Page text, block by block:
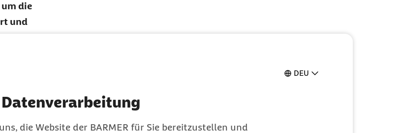
DEU
die Website der BARMER für Sie bereitzustellen und
die
und
übrigens
sind. Auch